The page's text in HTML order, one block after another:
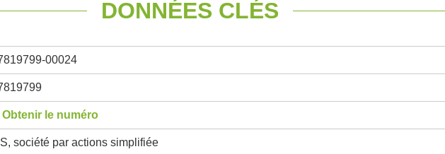
DONNÉES CLÉS
00024
Obtenir le numéro
société par actions simplifiée